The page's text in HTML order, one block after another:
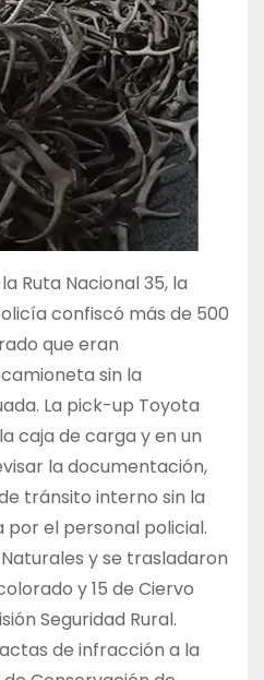
Ruta Nacional 35, la
confiscó más de 500
que eran
sin la
La pick-up Toyota
caja de carga y en un
la documentación,
tránsito interno sin la
el personal policial.
y se trasladaron
y 15 de Ciervo
Seguridad Rural.
de infracción a la